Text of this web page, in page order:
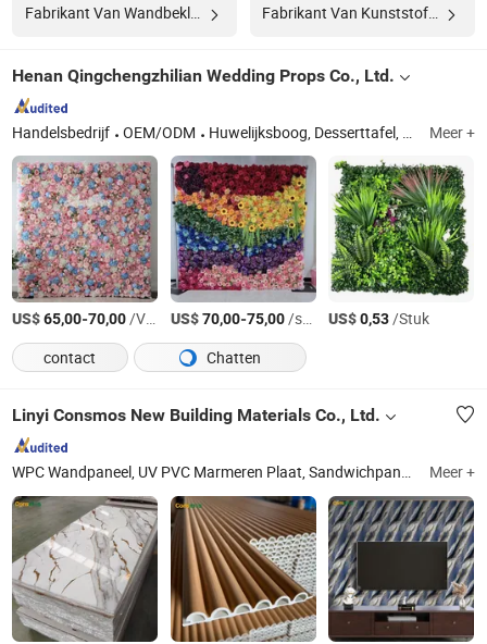
Fabrikant Van Wandbekleding Fabrikant Van Kunststofpaneel
Henan Qingchengzhilian Wedding Props Co., Ltd.
Handelsbedrijf OEM/ODM Huwelijksboog, Desserttafel, Kunstbloem, Partijmeubilair, Kaarsenhouder, Huwelijksdecoratie kroonluchter Meer +
US$65,00-70,00/Vierkante Meter US$70,00-75,00/square meters US$0,53/Stuk
contact
Chatten
Linyi Consmos New Building Materials Co., Ltd.
WPC Wandpaneel, UV PVC Marmeren Plaat, Sandwichpaneel, Geluidsabsorberend Paneel, SPC Vloer, Flexibele Steen, Bamboe Houtskool PVC Houtfineer, WPC Terras, PU Steen Wandpaneel, PVC Plafondpaneel Meer +